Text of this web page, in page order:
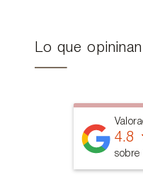
Lo que
4.8
sobre